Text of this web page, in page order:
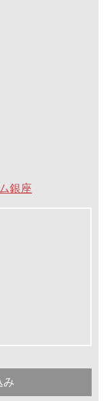
銀座
み